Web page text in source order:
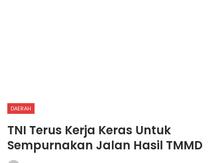
DAERAH
TNI Terus Kerja Keras Untuk
Sempurnakan Jalan Hasil TMMD